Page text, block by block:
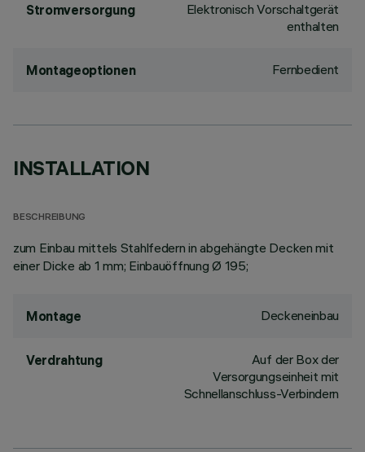
Stromversorgung
Elektronisch Vorschaltgerät
enthalten
Montageoptionen Fernbedient
INSTALLATION
BESCHREIBUNG
zum Einbau mittels Stahlfedern in abgehängte Decken mit
einer Dicke ab 1 mm; Einbauöffnung Ø 195;
Montage Deckeneinbau
Verdrahtung
Auf der Box der
Versorgungseinheit mit
Schnellanschluss-Verbindern